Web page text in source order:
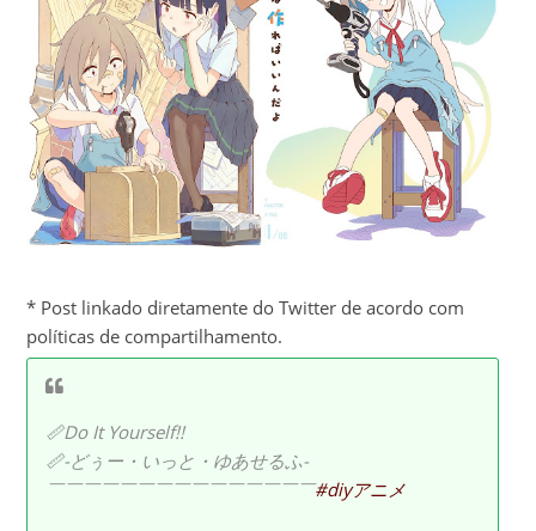
* Post linkado diretamente do Twitter de acordo com
políticas de compartilhamento.
📏Do It Yourself!!
📏-どぅー・いっと・ゆあせるふ-
￣￣￣￣￣￣￣￣￣￣￣￣￣￣￣#diyアニメ